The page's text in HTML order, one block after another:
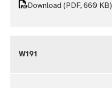
Download(PDF, 660 KB)
W191